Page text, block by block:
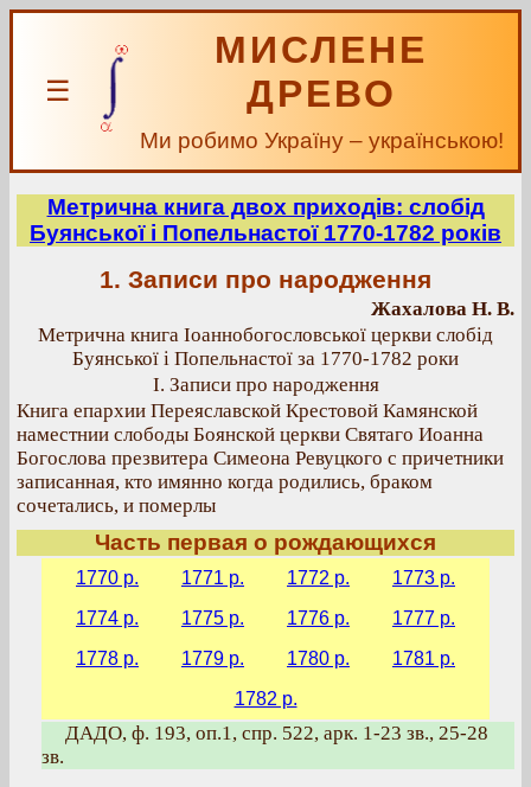
☰
МИСЛЕНЕ
ДРЕВО
Ми робимо Україну – українською!
Метрична книга двох приходів: слобід
Буянської і Попельнастої 1770-1782 років
1. Записи про народження
Жахалова Н. В.
Метрична книга Іоаннобогословської церкви слобід
Буянської і Попельнастої за 1770-1782 роки
І. Записи про народження
Книга епархии Переяславской Крестовой Камянской
наместнии слободы Боянской церкви Святаго Иоанна
Богослова презвитера Симеона Ревуцкого с причетники
записанная, кто имянно когда родились, браком
сочетались, и померлы
Часть первая о рождающихся
1770 р. 1771 р. 1772 р.
1773 р.
1774 р.
1775 р. 1776 р.
1777 р.
1778 р.
1779 р. 1780 р.
1781 р.
1782 р.
ДАДО, ф. 193, оп.1, спр. 522, арк. 1-23 зв., 25-28
зв.